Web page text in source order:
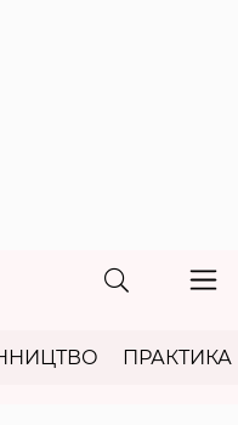
ПРАКТИКА